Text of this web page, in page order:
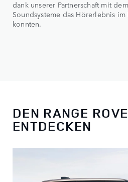
dank unserer Partnerschaft mit
Soundsysteme das Hörerlebnis
konnten.
DEN RANGE
ENTDECKEN